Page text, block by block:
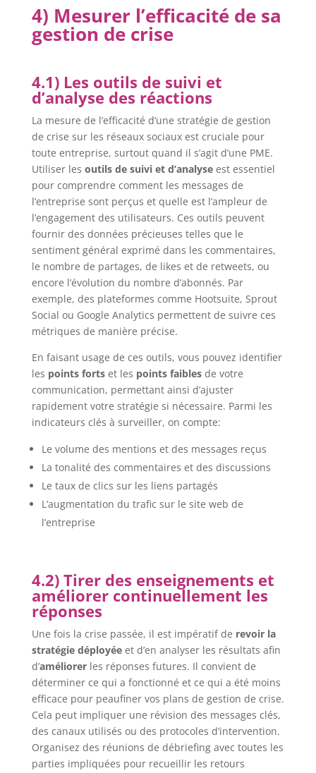
4) Mesurer l’efficacité de sa
gestion de crise
4.1) Les outils de suivi et
d’analyse des réactions
La mesure de l’efficacité d’une stratégie de gestion
de crise sur les réseaux sociaux est cruciale pour
toute entreprise, surtout quand il s’agit d’une PME.
Utiliser les outils de suivi et d’analyseest essentiel
pour comprendre comment les messages de
l’entreprise sont perçus et quelle est l’ampleur de
l’engagement des utilisateurs. Ces outils peuvent
fournir des données précieuses telles que le
sentiment général exprimé dans les commentaires,
le nombre de partages, de likes et de retweets, ou
encore l’évolution du nombre d’abonnés. Par
exemple, des plateformes comme Hootsuite, Sprout
Social ou Google Analytics permettent de suivre ces
métriques de manière précise.
En faisant usage de ces outils, vous pouvez identifier
les points fortset les points faiblesde votre
communication, permettant ainsi d’ajuster
rapidement votre stratégie si nécessaire. Parmi les
indicateurs clés à surveiller, on compte:
Le volume des mentions et des messages reçus
La tonalité des commentaires et des discussions
Le taux de clics sur les liens partagés
L’augmentation du trafic sur le site web de
l’entreprise
4.2) Tirer des enseignements et
améliorer continuellement les
réponses
Une fois la crise passée, il est impératif de revoir la
stratégie déployéeet d’en analyser les résultats afin
d’améliorerles réponses futures. Il convient de
déterminer ce qui a fonctionné et ce qui a été moins
efficace pour peaufiner vos plans de gestion de crise.
Cela peut impliquer une révision des messages clés,
des canaux utilisés ou des protocoles d’intervention.
Organisez des réunions de débriefing avec toutes les
parties impliquées pour recueillir les retours